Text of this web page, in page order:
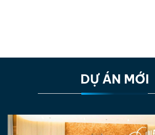
DỰ ÁN MỚI